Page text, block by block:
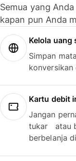
Semua yang
kapan pun Anda
Kelola uang
Simpan
Kartu debit
Jangan
tukar atau
berbelanja